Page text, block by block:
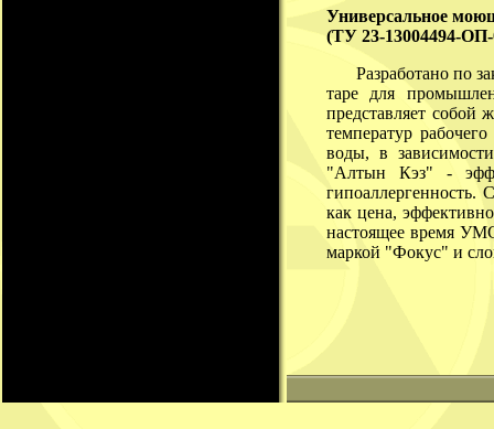
Универсальное
(ТУ 23-13004494-ОП-
Разработано по
таре для
представляет собой
температур
воды, в
"Алтын Кэз" -
гипоаллергенность.
как цена,
настоящее время
маркой "Фокус" и